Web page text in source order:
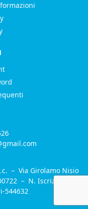
– Via Girolamo Nisio
– N. Iscrizione
544632